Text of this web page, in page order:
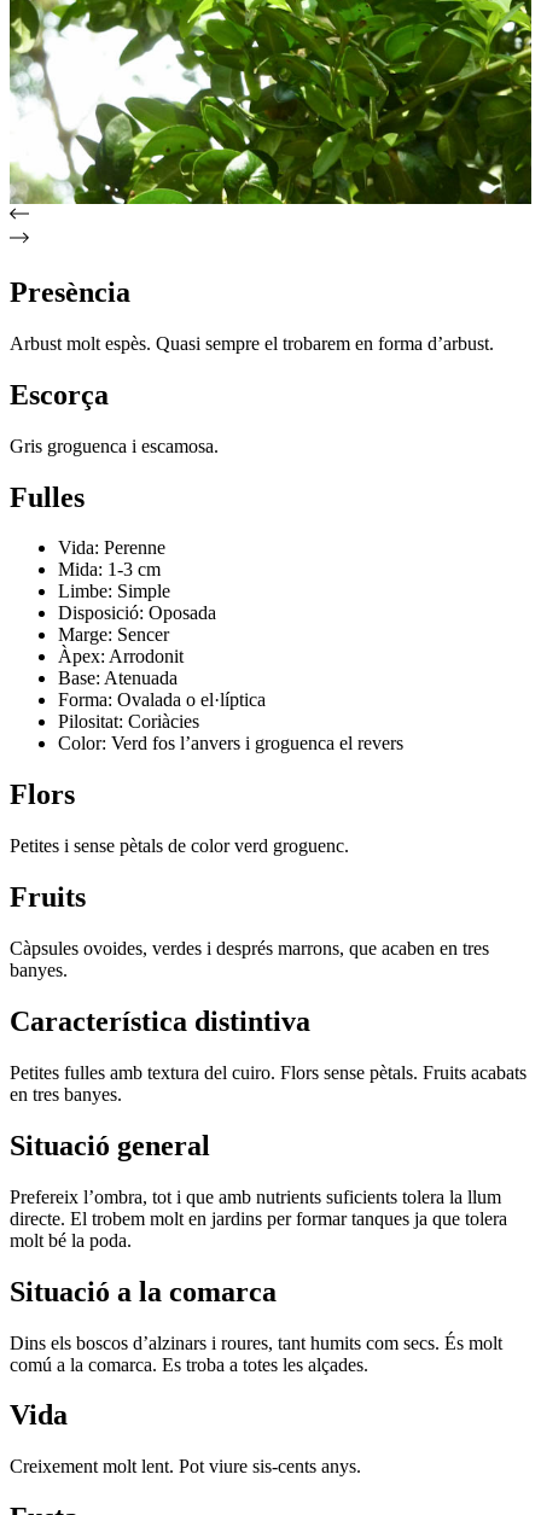
Presència
Arbust molt espès. Quasi sempre el trobarem en forma d’arbust.
Escorça
Gris groguenca i escamosa.
Fulles
Vida: Perenne
Mida: 1-3 cm
Limbe: Simple
Disposició: Oposada
Marge: Sencer
Àpex: Arrodonit
Base: Atenuada
Forma: Ovalada o el·líptica
Pilositat: Coriàcies
Color: Verd fos l’anvers i groguenca el revers
Flors
Petites i sense pètals de color verd groguenc.
Fruits
Càpsules ovoides, verdes i després marrons, que acaben en tres
banyes.
Característica distintiva
Petites fulles amb textura del cuiro. Flors sense pètals. Fruits acabats
en tres banyes.
Situació general
Prefereix l’ombra, tot i que amb nutrients suficients tolera la llum
directe. El trobem molt en jardins per formar tanques ja que tolera
molt bé la poda.
Situació a la comarca
Dins els boscos d’alzinars i roures, tant humits com secs. És molt
comú a la comarca. Es troba a totes les alçades.
Vida
Creixement molt lent. Pot viure sis-cents anys.